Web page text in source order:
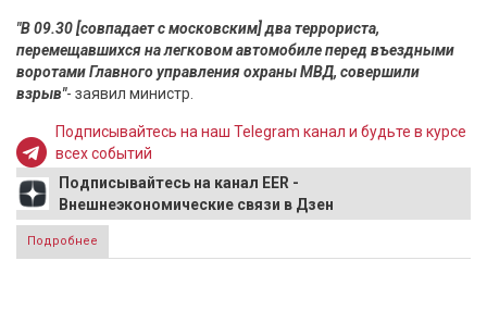
"В 09.30 [совпадает с московским] два террориста,
перемещавшихся на легковом автомобиле перед въездными
воротами Главного управления охраны МВД, совершили
взрыв"- заявил министр.
Подписывайтесь на наш Telegram канал и будьте в курсе
всех событий
Подписывайтесь на канал EER -
Внешнеэкономические связи в Дзен
Подробнее